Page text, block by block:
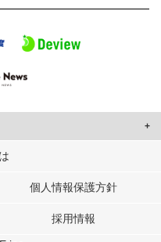
に合わせたコンテンツや広告の
ナーに提供しています。
個人情報保護方針
採用情報